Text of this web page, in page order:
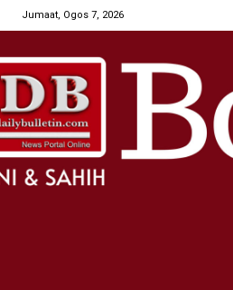
Jumaat, Ogos 7, 2026